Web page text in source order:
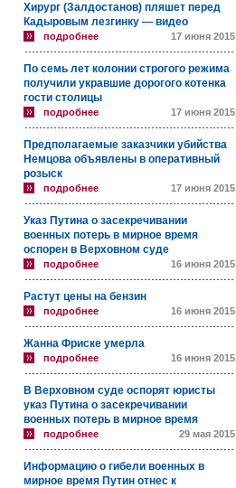
Хирург (Залдостанов) пляшет перед
Кадыровым лезгинку — видео
подробнее 17 июня 2015
По семь лет колонии строгого режима
получили укравшие дорогого котенка
гости столицы
подробнее 17 июня 2015
Предполагаемые заказчики убийства
Немцова объявлены в оперативный
розыск
подробнее 17 июня 2015
Указ Путина о засекречивании
военных потерь в мирное время
оспорен в Верховном суде
подробнее 16 июня 2015
Растут цены на бензин
подробнее 16 июня 2015
Жанна Фриске умерла
подробнее 16 июня 2015
В Верховном суде оспорят юристы
указ Путина о засекречивании
военных потерь в мирное время
подробнее 29 мая 2015
Информацию о гибели военных в
мирное время Путин отнес к